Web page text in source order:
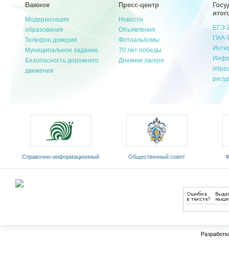
Важное
Модернизация
образования
Телефон доверия
Муниципальное задание
Безопасность дорожного
движения
Пресс-центр
Новости
Объявления
Фотоальбомы
70 лет победы
Дневник лагеря
ЕГЭ
ГИА-
Общественный совет
Министерства образования и
Федеральный портал
«Российское образование»